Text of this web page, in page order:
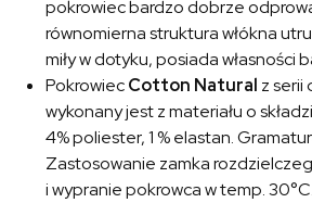
pokrowiec bardzo dobrze
równomierna struktura włókna
miły w dotyku, posiada własności
PokrowiecCotton Natural z serii
wykonany jest z materiału o
4% poliester, 1 % elastan.
Zastosowanie zamka
i wypranie pokrowca w temp.